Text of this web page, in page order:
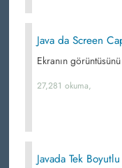
Java da Screen
Ekranın
27,281 okuma,
Javada Tek